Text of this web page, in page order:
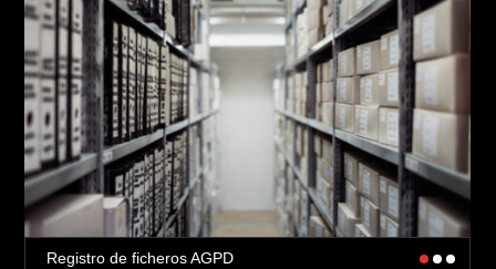
Registro de ficheros AGPD